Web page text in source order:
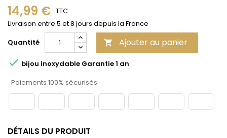
14,99 € TTC
Livraison entre 5 et 8 jours depuis la France
Quantité
 Ajouter au panier
 bijou inoxydable Garantie 1 an
Paiements 100% sécurisés
DÉTAILS DU PRODUIT